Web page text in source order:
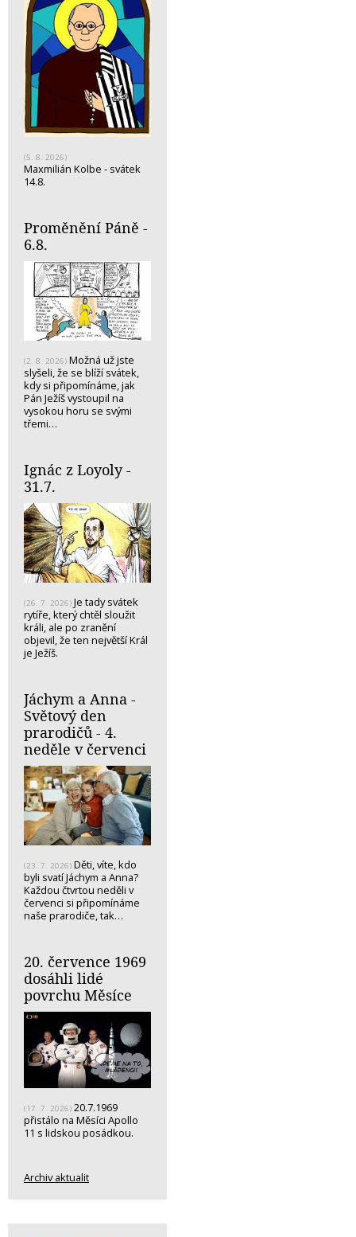
(5. 8. 2026)
Maxmilián Kolbe - svátek
14.8.
Proměnění Páně -
6.8.
(2. 8. 2026) Možná už jste
slyšeli, že se blíží svátek,
kdy si připomínáme, jak
Pán Ježíš vystoupil na
vysokou horu se svými
třemi…
Ignác z Loyoly -
31.7.
(26. 7. 2026) Je tady svátek
rytíře, který chtěl sloužit
králi, ale po zranění
objevil, že ten největší Král
je Ježíš.
Jáchym a Anna -
Světový den
prarodičů - 4.
neděle v červenci
(23. 7. 2026) Děti, víte, kdo
byli svatí Jáchym a Anna?
Každou čtvrtou neděli v
červenci si připomínáme
naše prarodiče, tak…
20. července 1969
dosáhli lidé
povrchu Měsíce
(17. 7. 2026) 20.7.1969
přistálo na Měsíci Apollo
11 s lidskou posádkou.
Archiv aktualit